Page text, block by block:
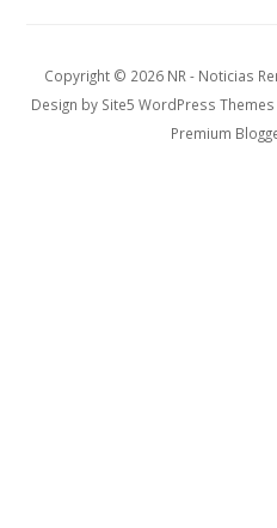
Copyright © 2026 NR - Noticias
Design by Site5 WordPress Themes
Premium